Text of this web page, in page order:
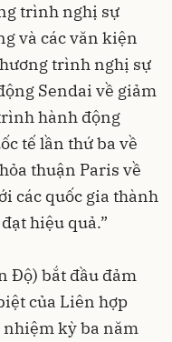
trình nghị sự
và các văn kiện
trình nghị sự
Sendai về giảm
hành động
tế lần thứ ba về
thuận Paris về
các quốc gia thành
hiệu quả.”
Độ) bắt đầu đảm
của Liên hợp
nhiệm kỳ ba năm